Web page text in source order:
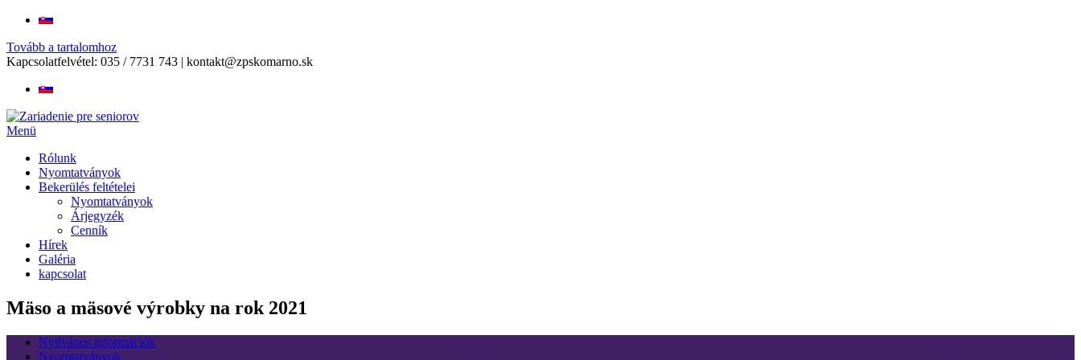
Tovább a tartalomhoz
Kapcsolatfelvétel: 035 / 7731 743 | kontakt@zpskomarno.sk
Menü
Rólunk
Nyomtatványok
Bekerülés feltételei
Nyomtatványok
Árjegyzék
Cenník
Hírek
Galéria
kapcsolat
Mäso a mäsové výrobky na rok 2021
Nyilvános információk
Nyomtatványok